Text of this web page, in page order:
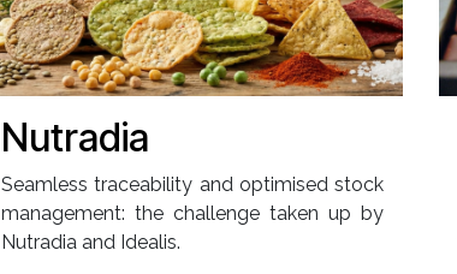
Nutradia
Seamless traceability and optimised stock
management: the challenge taken up by
Nutradia and Idealis.